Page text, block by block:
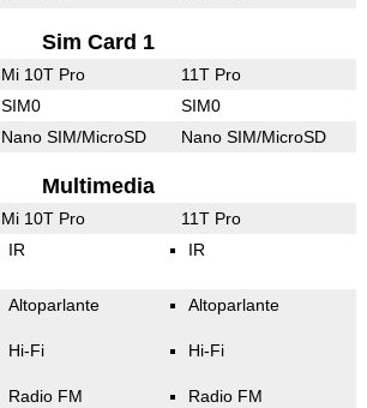
Sim Card 1
Mi 10T Pro 11T Pro
SIM0 SIM0
Nano SIM/MicroSD Nano SIM/MicroSD
Multimedia
Mi 10T Pro 11T Pro
IR IR
Altoparlante
Hi-Fi
Radio FM
Altoparlante
Hi-Fi
Radio FM